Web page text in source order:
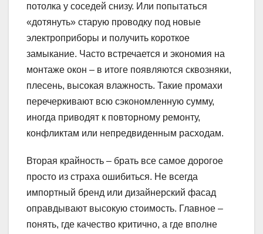
потолка у соседей снизу. Или попытаться
«дотянуть» старую проводку под новые
электроприборы и получить короткое
замыкание. Часто встречается и экономия на
монтаже окон – в итоге появляются сквозняки,
плесень, высокая влажность. Такие промахи
перечеркивают всю сэкономленную сумму,
иногда приводят к повторному ремонту,
конфликтам или непредвиденным расходам.
Вторая крайность – брать все самое дорогое
просто из страха ошибиться. Не всегда
импортный бренд или дизайнерский фасад
оправдывают высокую стоимость. Главное –
понять, где качество критично, а где вполне